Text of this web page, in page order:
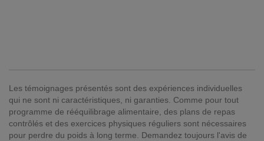
Les témoignages présentés sont des expériences individuelles
qui ne sont ni caractéristiques, ni garanties. Comme pour tout
programme de rééquilibrage alimentaire, des plans de repas
contrôlés et des exercices physiques réguliers sont nécessaires
pour perdre du poids à long terme. Demandez toujours l'avis de